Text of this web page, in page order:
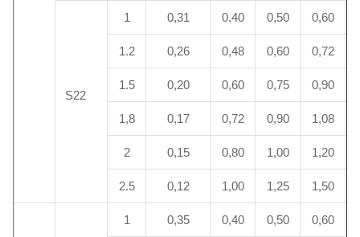
S22
1 0,31 0,40 0,50 0,60
1.2 0,26 0,48 0,60 0,72
1.5 0,20 0,60 0,75 0,90
1,8 0,17 0,72 0,90 1,08
2 0,15 0,80 1,00 1,20
2.5 0,12 1,00 1,25 1,50
1 0,35 0,40 0,50 0,60